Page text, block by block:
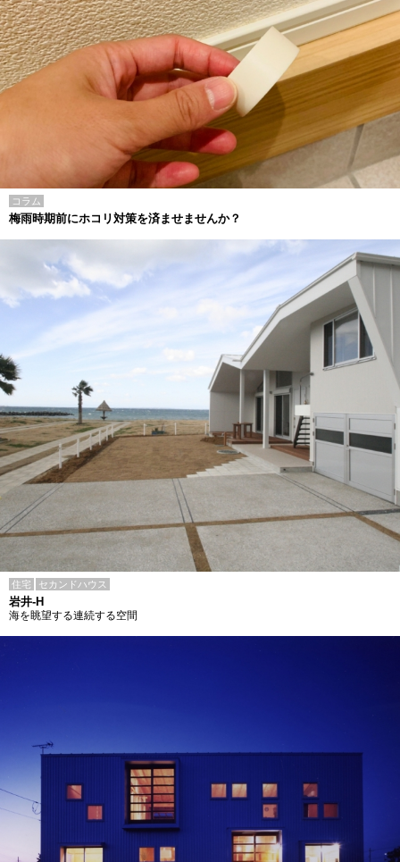
コラム
梅雨時期前にホコリ対策を済ませませんか？
住宅 セカンドハウス
岩井-H
海を眺望する連続する空間